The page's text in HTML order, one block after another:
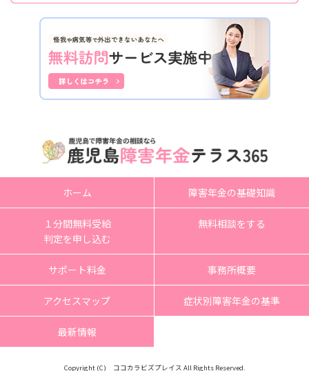
ホーム 障害年金の基礎知識
１分間無料受給
判定を申し込む
無料相談をする
サポート料金 事務所概要
アクセスマップ 症状別障害年金の基準
最新情報
Copyright (C) ココカラビズプレイス All Rights Reserved.